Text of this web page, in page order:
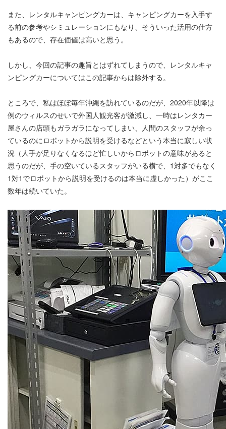
また、レンタルキャンピングカーは、キャンピングカーを入手す
る前の参考やシミュレーションにもなり、そういった活用の仕方
もあるので、存在価値は高いと思う。
しかし、今回の記事の趣旨とはずれてしまうので、レンタルキャ
ンピングカーについてはこの記事からは除外する。
ところで、私はほぼ毎年沖縄を訪れているのだが、2020年以降は
例のウィルスのせいで外国人観光客が激減し、一時はレンタカー
屋さんの店頭もガラガラになってしまい、人間のスタッフが余っ
ているのにロボットから説明を受けるなどという本当に寂しい状
況（人手が足りなくなるほど忙しいからロボットの意味があると
思うのだが、手の空いているスタッフがいる横で、1対多でもなく
1対1でロボットから説明を受けるのは本当に虚しかった）がここ
数年は続いていた。